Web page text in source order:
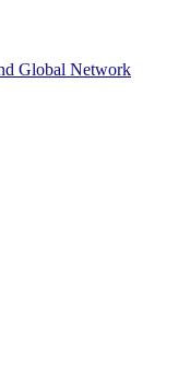
Global Network